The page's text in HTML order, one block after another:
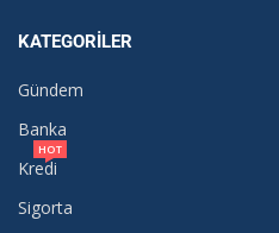
KATEGORILER
Gündem
Banka
Kredi
HOT
Sigorta